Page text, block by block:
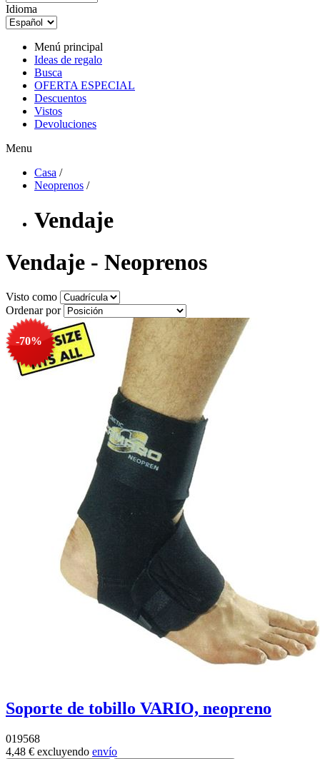
Idioma
Menú principal
Ideas de regalo
Busca
OFERTA ESPECIAL
Descuentos
Vistos
Devoluciones
Menu
Casa /
Neoprenos /
Vendaje
Vendaje - Neoprenos
Visto como
Ordenar por
-70%
Soporte de tobillo VARIO, neopreno
019568
4,48 € excluyendo envío